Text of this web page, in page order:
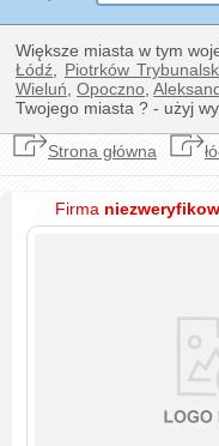
Większe miasta w tym
Łódź
Piotrków
Wieluń ,Opoczno ,
Twojego miasta ? - użyj
Strona główna
Firma